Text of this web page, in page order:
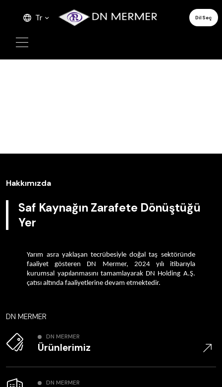
Tr Dil Seç
Hakkımızda
Saf Kaynağın Zarafete Dönüştüğü
Yer
Yarım asra yaklaşan tecrübesiyle doğal taş sektöründe
faaliyet gösteren DN Mermer, 2024 yılı itibarıyla
kurumsal yapılanmasını tamamlayarak DN Holding A.Ş.
çatısı altında faaliyetlerine devam etmektedir.
DN MERMER
DN MERMER
Ürünlerimiz
DN MERMER